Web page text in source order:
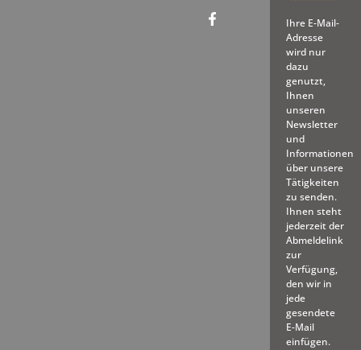
Ihre E-Mail-
Adresse
wird nur
dazu
genutzt,
Ihnen
unseren
Newsletter
und
Informationen
über unsere
Tätigkeiten
zu senden.
Ihnen steht
jederzeit der
Abmeldelink
zur
Verfügung,
den wir in
jede
gesendete
E-Mail
einfügen.